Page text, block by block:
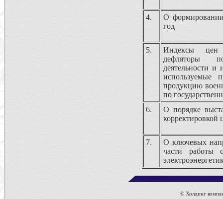
4.
О
год
5.
Индексы цен
дефляторы
деятельности и
используемые
продукцию
по
6.
О порядке
корректировкой
7.
О ключевых
части работы
© Холдинг